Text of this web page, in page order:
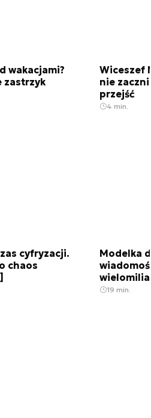
wakacjami?
zastrzyk
Wiceszef
nie
przejść
4 min.
cyfryzacji.
chaos
Modelka
19 min.